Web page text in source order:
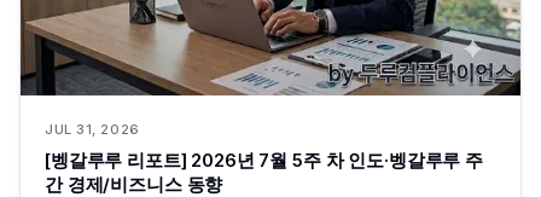
JUL 31, 2026
[벵갈루루 리포트] 2026년 7월 5주 차 인도·벵갈루루 주
간 경제/비즈니스 동향